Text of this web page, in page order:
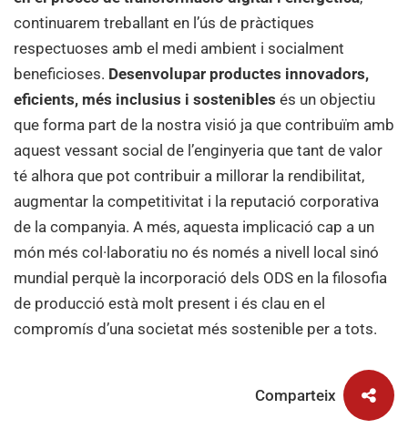
continuarem treballant en l’ús de pràctiques
respectuoses amb el medi ambient i socialment
beneficioses. Desenvolupar productes innovadors,
eficients, més inclusius i sostenibles és un objectiu
que forma part de la nostra visió ja que contribuïm amb
aquest vessant social de l’enginyeria que tant de valor
té alhora que pot contribuir a millorar la rendibilitat,
augmentar la competitivitat i la reputació corporativa
de la companyia. A més, aquesta implicació cap a un
món més col·laboratiu no és només a nivell local sinó
mundial perquè la incorporació dels ODS en la filosofia
de producció està molt present i és clau en el
compromís d’una societat més sostenible per a tots.
Comparteix